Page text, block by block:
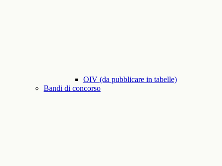
OIV (da pubblicare in tabelle)
Bandi di concorso